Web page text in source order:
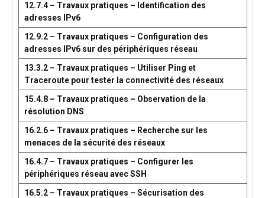
12.7.4 – Travaux pratiques – Identification des
adresses IPv6
12.9.2 – Travaux pratiques – Configuration des
adresses IPv6 sur des périphériques réseau
13.3.2 – Travaux pratiques – Utiliser Ping et
Traceroute pour tester la connectivité des réseaux
15.4.8 – Travaux pratiques – Observation de la
résolution DNS
16.2.6 – Travaux pratiques – Recherche sur les
menaces de la sécurité des réseaux
16.4.7 – Travaux pratiques – Configurer les
périphériques réseau avec SSH
16.5.2 – Travaux pratiques – Sécurisation des